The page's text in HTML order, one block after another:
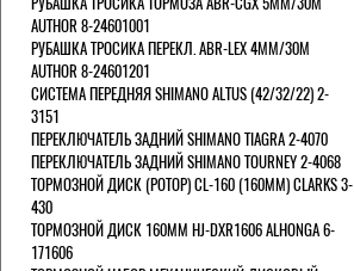
AUTHOR 8-24601001
РУБАШКА ТРОСИКА ПЕРЕКЛ. ABR-LEX 4MM/30M
AUTHOR 8-24601201
СИСТЕМА ПЕРЕДНЯЯ SHIMANO ALTUS (42/32/22) 2-
3151
ПЕРЕКЛЮЧАТЕЛЬ ЗАДНИЙ SHIMANO TIAGRA 2-4070
ПЕРЕКЛЮЧАТЕЛЬ ЗАДНИЙ SHIMANO TOURNEY 2-4068
ТОРМОЗНОЙ ДИСК (РОТОР) CL-160 (160ММ) CLARKS 3-
430
ТОРМОЗНОЙ ДИСК 160ММ HJ-DXR1606 ALHONGA 6-
171606